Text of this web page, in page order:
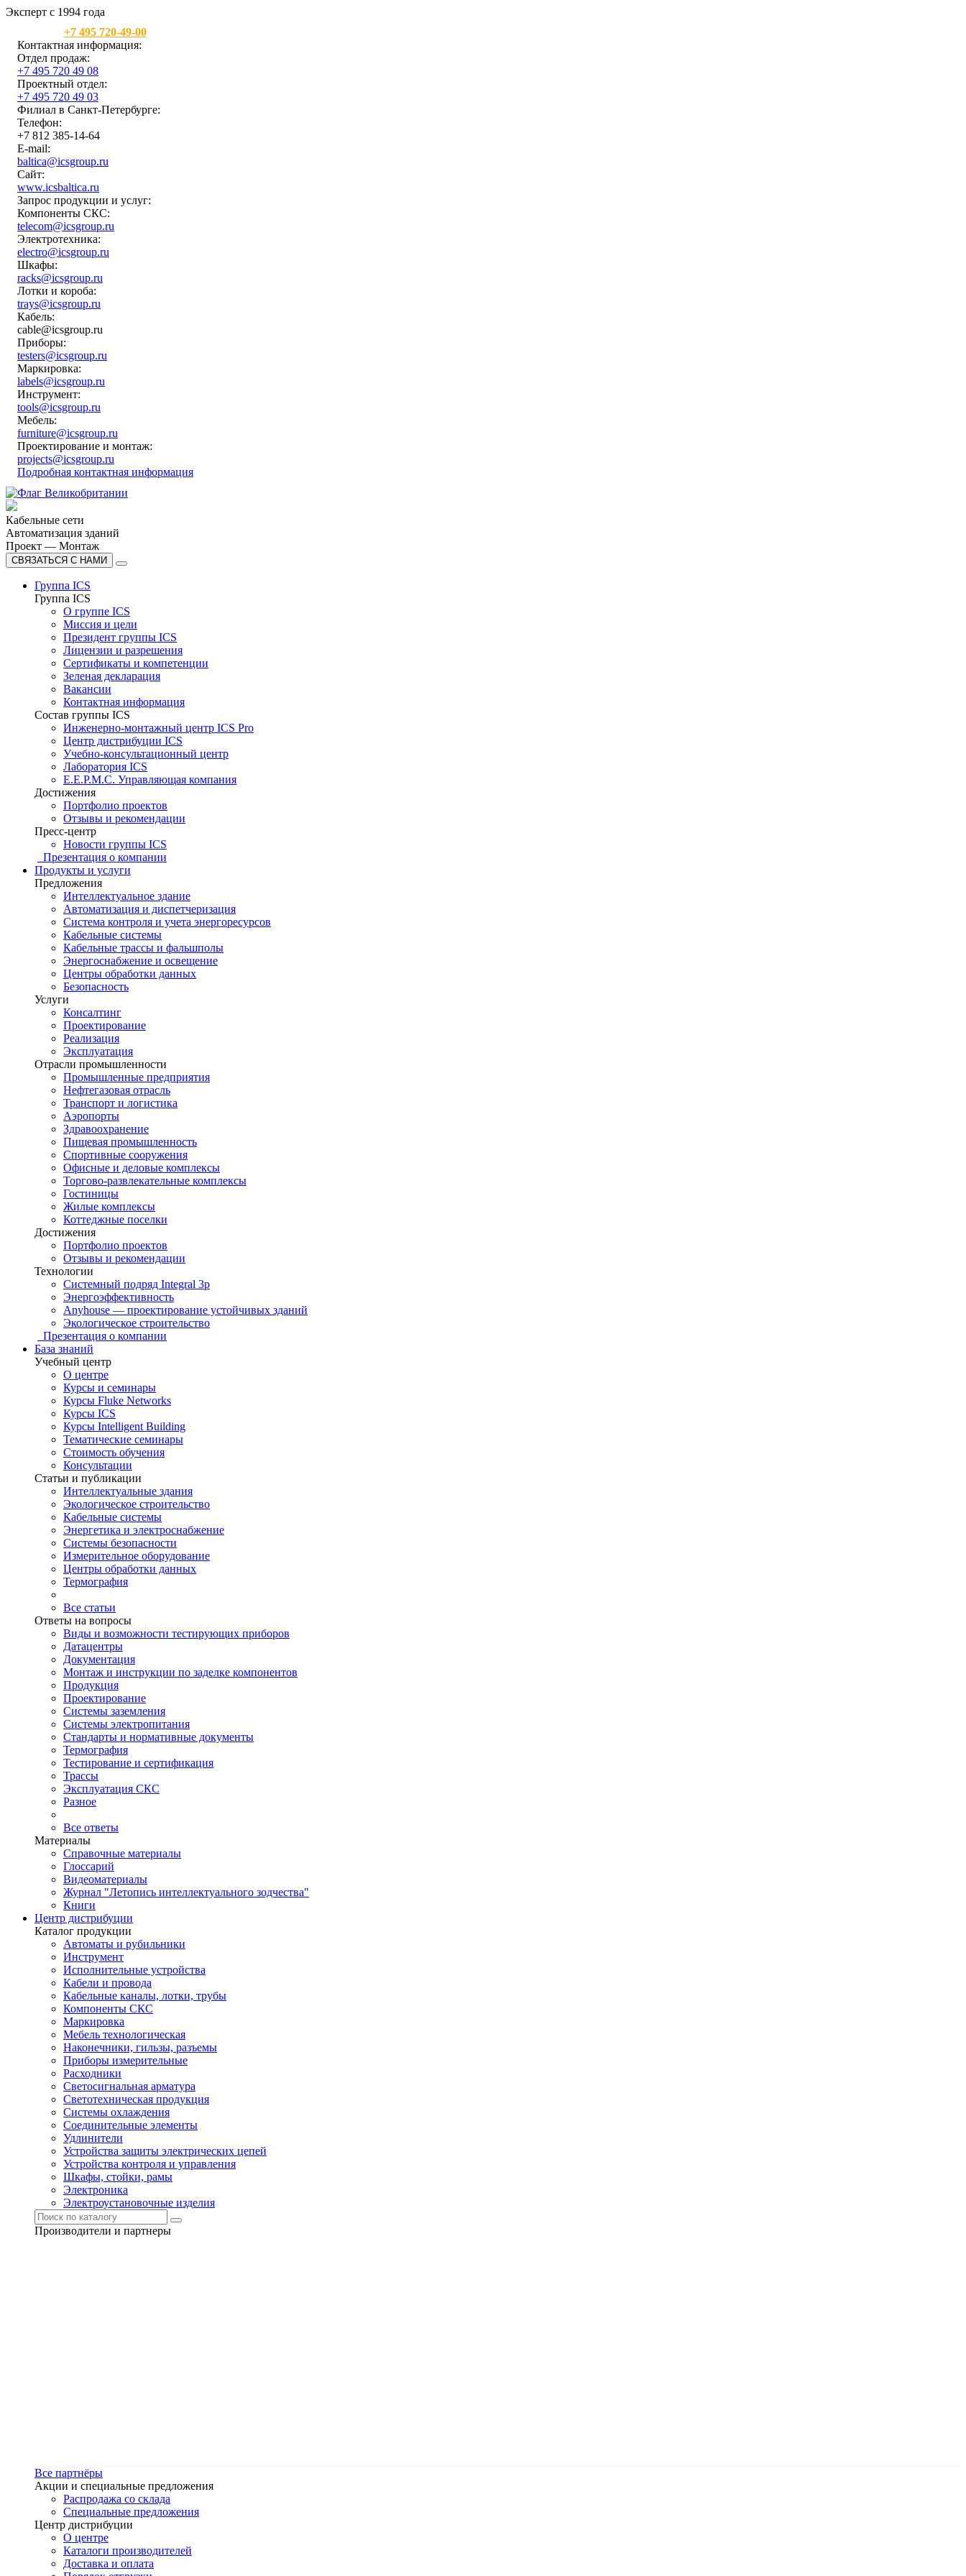
Эксперт с 1994 года
+7 495 720-49-00
Контактная информация:
Отдел продаж:
+7 495 720 49 08
Проектный отдел:
+7 495 720 49 03
Филиал в Санкт-Петербурге:
Телефон:
+7 812 385-14-64
E-mail:
baltica@icsgroup.ru
Сайт:
www.icsbaltica.ru
Запрос продукции и услуг:
Компоненты СКС:
telecom@icsgroup.ru
Электротехника:
electro@icsgroup.ru
Шкафы:
racks@icsgroup.ru
Лотки и короба:
trays@icsgroup.ru
Кабель:
cable@icsgroup.ru
Приборы:
testers@icsgroup.ru
Маркировка:
labels@icsgroup.ru
Инструмент:
tools@icsgroup.ru
Мебель:
furniture@icsgroup.ru
Проектирование и монтаж:
projects@icsgroup.ru
Подробная контактная информация
Кабельные сети
Автоматизация зданий
Проект — Монтаж
СВЯЗАТЬСЯ С НАМИ
Группа ICS
Группа ICS
О группе ICS
Миссия и цели
Президент группы ICS
Лицензии и разрешения
Сертификаты и компетенции
Зеленая декларация
Вакансии
Контактная информация
Состав группы ICS
Инженерно-монтажный центр ICS Pro
Центр дистрибуции ICS
Учебно-консультационный центр
Лаборатория ICS
E.E.P.M.C. Управляющая компания
Достижения
Портфолио проектов
Отзывы и рекомендации
Пресс-центр
Новости группы ICS
Презентация о компании
Продукты и услуги
Предложения
Интеллектуальное здание
Автоматизация и диспетчеризация
Система контроля и учета энергоресурсов
Кабельные системы
Кабельные трассы и фальшполы
Энергоснабжение и освещение
Центры обработки данных
Безопасность
Услуги
Консалтинг
Проектирование
Реализация
Эксплуатация
Отрасли промышленности
Промышленные предприятия
Нефтегазовая отрасль
Транспорт и логистика
Аэропорты
Здравоохранение
Пищевая промышленность
Спортивные сооружения
Офисные и деловые комплексы
Торгово-развлекательные комплексы
Гостиницы
Жилые комплексы
Коттеджные поселки
Достижения
Портфолио проектов
Отзывы и рекомендации
Технологии
Системный подряд Integral 3p
Энергоэффективность
Anyhouse — проектирование устойчивых зданий
Экологическое строительство
Презентация о компании
База знаний
Учебный центр
О центре
Курсы и семинары
Курсы Fluke Networks
Курсы ICS
Курсы Intelligent Building
Тематические семинары
Стоимость обучения
Консультации
Статьи и публикации
Интеллектуальные здания
Экологическое строительство
Кабельные системы
Энергетика и электроснабжение
Системы безопасности
Измерительное оборудование
Центры обработки данных
Термография
Все статьи
Ответы на вопросы
Виды и возможности тестирующих приборов
Датацентры
Документация
Монтаж и инструкции по заделке компонентов
Продукция
Проектирование
Системы заземления
Системы электропитания
Стандарты и нормативные документы
Термография
Тестирование и сертификация
Трассы
Эксплуатация СКС
Разное
Все ответы
Материалы
Справочные материалы
Глоссарий
Видеоматериалы
Журнал "Летопись интеллектуального зодчества"
Книги
Центр дистрибуции
Каталог продукции
Автоматы и рубильники
Инструмент
Исполнительные устройства
Кабели и провода
Кабельные каналы, лотки, трубы
Компоненты СКС
Маркировка
Мебель технологическая
Наконечники, гильзы, разъемы
Приборы измерительные
Расходники
Светосигнальная арматура
Светотехническая продукция
Системы охлаждения
Соединительные элементы
Удлинители
Устройства защиты электрических цепей
Устройства контроля и управления
Шкафы, стойки, рамы
Электроника
Электроустановочные изделия
Производители и партнеры
Все партнёры
Акции и специальные предложения
Распродажа со склада
Специальные предложения
Центр дистрибуции
О центре
Каталоги производителей
Доставка и оплата